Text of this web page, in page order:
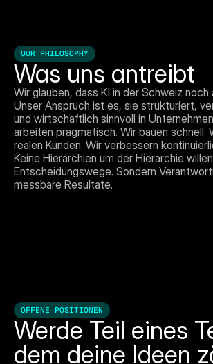
OUR PHILOSOPHY
Was uns antreibt
Wir glauben, dass KI in der Schweiz
Unser Anspruch ist es, sie strukturiert,
und wirtschaftlich sinnvoll in
arbeiten pragmatisch. Wir bauen schnell.
realen Kunden. Wir verbessern
Keine Hierarchien um der Hierarchie
Entscheidungswege. Sondern
messbare Resultate.
OFFENE POSITIONEN
Werde Teil eines
dem deine Ideen